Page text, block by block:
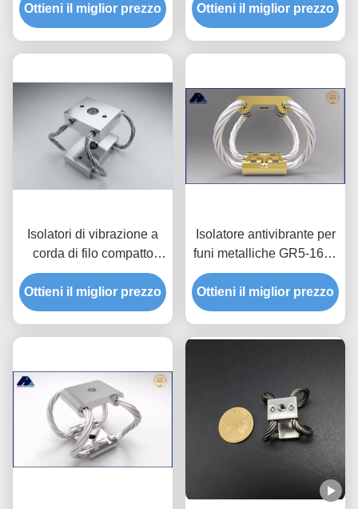
Ottieni il miglior prezzo
Ottieni il miglior prezzo
Isolatori di vibrazione a
corda di filo compatto
serie GR2
Ottieni il miglior prezzo
Isolatore antivibrante per
funi metalliche GR5-16D-
A per droni, carico 5-6KG
Ottieni il miglior prezzo